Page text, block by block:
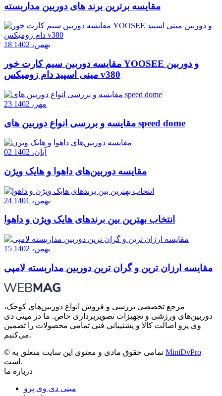
مقایسه برترین برند های دوربین مداربسته
18 بهمن، 1402
مقایسه دوربین سیم کارت خور YOOSEE و دوربین
مینی اسپید دام زومیکس v380
23 مهر، 1402
مقایسه و بررسی انواع دوربین های speed dome
02 آبان، 1402
مقایسه دوربین‌های داهوا و هایک ویژن
24 بهمن، 1401
انتخاب بهترین بین برندهای هایک ویژن و داهوا
15 بهمن، 1402
مقایسه ارزان ترین و گران ترین دوربین مداربسته لامپی
مرجع تخصصی بررسی و فروش انواع دوربین‌های کوچک،
دوربین‌های ورزشی و تجهیزات تصویربرداری خاص. ما در مینی دی
وی پرو اصالت کالا و پشتیبانی فنی تمامی محصولات را تضمین
می‌کنیم.
MiniDvPro
است.
درباره ما
مینی دی وی پرو